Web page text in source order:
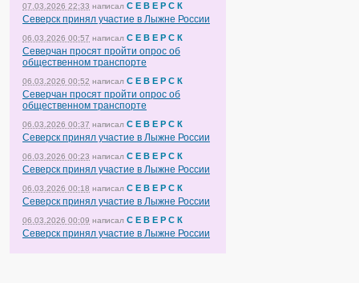
07.03.2026 22:33 написал С Е В Е Р С К
Северск принял участие в Лыжне России
06.03.2026 00:57 написал С Е В Е Р С К
Северчан просят пройти опрос об
общественном транспорте
06.03.2026 00:52 написал С Е В Е Р С К
Северчан просят пройти опрос об
общественном транспорте
06.03.2026 00:37 написал С Е В Е Р С К
Северск принял участие в Лыжне России
06.03.2026 00:23 написал С Е В Е Р С К
Северск принял участие в Лыжне России
06.03.2026 00:18 написал С Е В Е Р С К
Северск принял участие в Лыжне России
06.03.2026 00:09 написал С Е В Е Р С К
Северск принял участие в Лыжне России